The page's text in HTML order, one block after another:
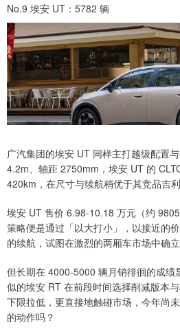
No.9 埃安 UT：5782 辆
广汽集团的埃安 UT 同样主打越级配置
4.2m、轴距 2750mm，埃安 UT 的
420km，在尺寸与续航稍优于其竞品吉利
埃安 UT 售价 6.98-10.18 万元（约
策略便是通过「以大打小」，以接近的
的续航，试图在激烈的两厢车市场中确立
但长期在 4000-5000 辆月销徘徊的成绩
似的埃安 RT 在前段时间选择削减版本
下限拉低，更直接地触碰市场，今年尚
的动作吗？